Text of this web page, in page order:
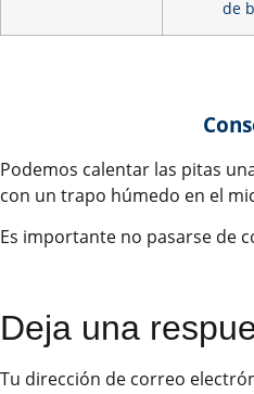
de
Podemos calentar las pitas
con un trapo húmedo en el
Es importante no pasarse de
Deja una
Tu dirección de correo